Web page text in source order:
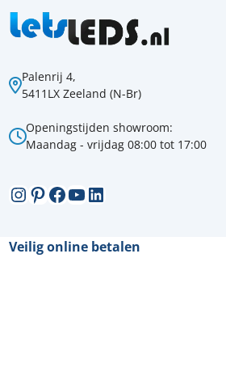
Palenrij 4,
5411LX Zeeland (N-Br)
Openingstijden showroom:
Maandag - vrijdag 08:00 tot 17:00
Instagram
Pinterest
Facebook
YouTube
LinkedIn
Veilig online betalen